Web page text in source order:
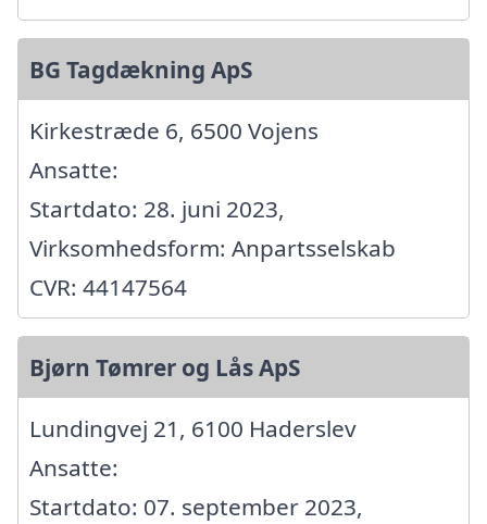
BG Tagdækning ApS
Kirkestræde 6, 6500 Vojens
Ansatte:
Startdato: 28. juni 2023,
Virksomhedsform: Anpartsselskab
CVR: 44147564
Bjørn Tømrer og Lås ApS
Lundingvej 21, 6100 Haderslev
Ansatte:
Startdato: 07. september 2023,